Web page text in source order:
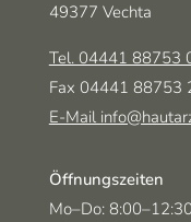
49377 Vechta
Tel. 04441 88753
Fax 04441 88753
E-Mail
Öffnungszeiten
Mo–Do: Montag-
8:00–12:30